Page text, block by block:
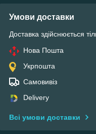
Умови доставки
Доставка здійснюється
Нова Пошта
Укрпошта
Самовивіз
Delivery
Всі умови доставки